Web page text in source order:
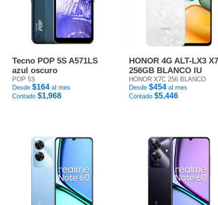
Tecno POP 5S A571LS
azul oscuro
POP 5S
Desde $164 al mes
Contado $1,968
HONOR 4G ALT-LX3
256GB BLANCO IU
HONOR X7C 256 BLANCO
Desde $454 al mes
Contado $5,446